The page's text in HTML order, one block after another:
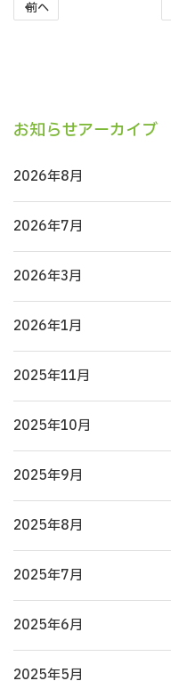
← 前へ
お知らせアーカイブ
2026年8月
2026年7月
2026年3月
2026年1月
2025年11月
2025年10月
2025年9月
2025年8月
2025年7月
2025年6月
2025年5月